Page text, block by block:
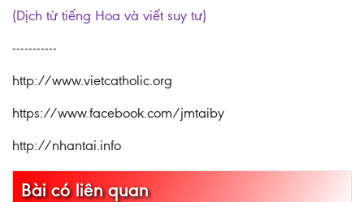
(Dịch từ tiếng Hoa và viết suy tư)
-----------
http://www.vietcatholic.org
https://www.facebook.com/jmtaiby
http://nhantai.info
Bài có liên quan